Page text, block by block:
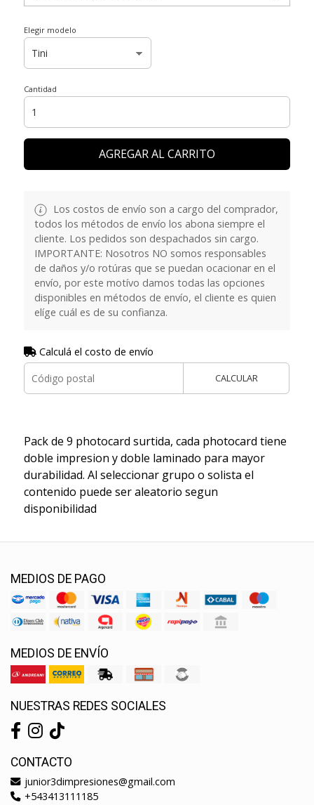
Elegir modelo
Cantidad
AGREGAR AL CARRITO
Los costos de envío son a cargo del comprador,
todos los métodos de envío los abona siempre el
cliente. Los pedidos son despachados sin cargo.
IMPORTANTE: Nosotros NO somos responsables
de daños y/o rotúras que se puedan ocacionar en el
envío, por este motívo damos todas las opciones
disponibles en métodos de envío, el cliente es quien
elíge cuál es de su confianza.
Calculá el costo de envío
CALCULAR
Pack de 9 photocard surtida, cada photocard tiene
doble impresion y doble laminado para mayor
durabilidad. Al seleccionar grupo o solista el
contenido puede ser aleatorio segun
disponibilidad
MEDIOS DE PAGO
MEDIOS DE ENVÍO
NUESTRAS REDES SOCIALES
CONTACTO
junior3dimpresiones@gmail.com
+543413111185